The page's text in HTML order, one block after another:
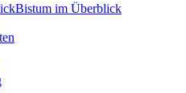
Bistum im Überblick